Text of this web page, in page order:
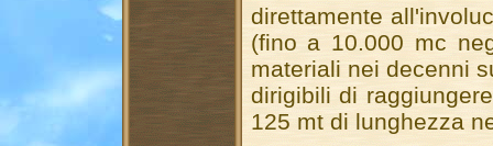
direttamente
(fino a 10.000 mc
materiali nei decenni
dirigibili di
125 mt di lunghezza